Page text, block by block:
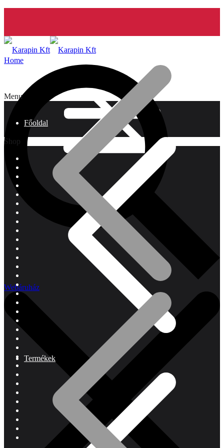
Menu
Főoldal
Termékek
Shop
Home
Webáruház